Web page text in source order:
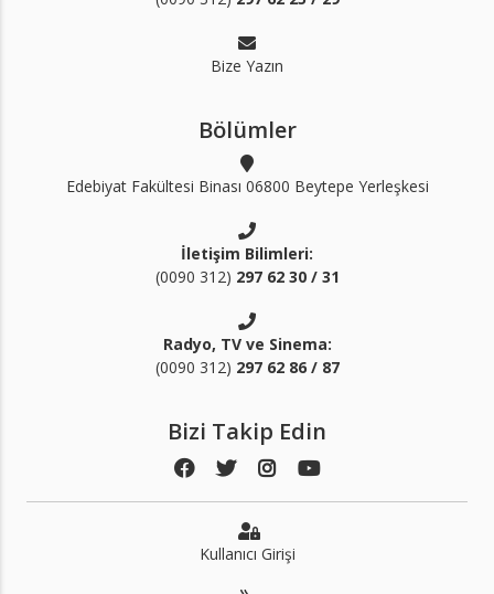
Bize Yazın
Bölümler
Edebiyat Fakültesi Binası 06800 Beytepe Yerleşkesi
İletişim Bilimleri:
(0090 312) 297 62 30 / 31
Radyo, TV ve Sinema:
(0090 312) 297 62 86 / 87
Bizi Takip Edin
Kullanıcı Girişi